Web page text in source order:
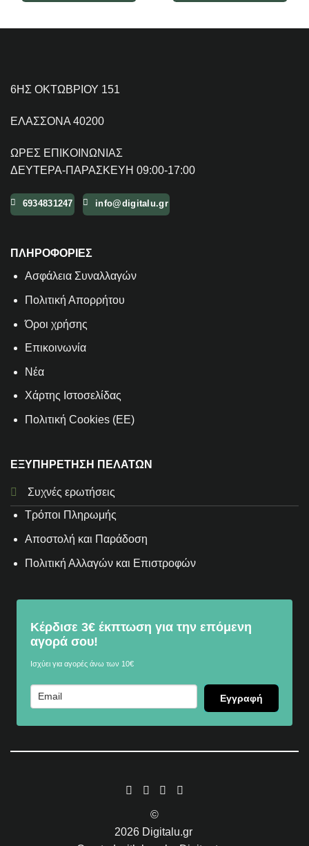
6ΗΣ ΟΚΤΩΒΡΙΟΥ 151
ΕΛΑΣΣΟΝΑ 40200
ΩΡΕΣ ΕΠΙΚΟΙΝΩΝΙΑΣ
ΔΕΥΤΕΡΑ-ΠΑΡΑΣΚΕΥΗ 09:00-17:00
6934831247 info@digitalu.gr
ΠΛΗΡΟΦΟΡΙΕΣ
Aσφάλεια Συναλλαγών
Πολιτική Απορρήτου
Όροι χρήσης
Επικοινωνία
Νέα
Χάρτης Ιστοσελίδας
Πολιτική Cookies (ΕΕ)
ΕΞΥΠΗΡΕΤΗΣΗ ΠΕΛΑΤΩΝ
Συχνές ερωτήσεις
Τρόποι Πληρωμής
Αποστολή και Παράδοση
Πολιτική Αλλαγών και Επιστροφών
Κέρδισε 3€ έκπτωση για την επόμενη
αγορά σου!
Ισχύει για αγορές άνω των 10€
Εγγραφή
©
2026 Digitalu.gr